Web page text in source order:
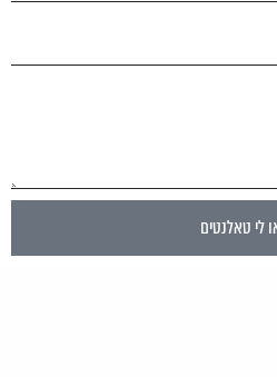
לי טאלנטים